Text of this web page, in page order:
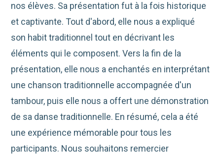
nos élèves. Sa présentation fut à la fois historique
et captivante. Tout d'abord, elle nous a expliqué
son habit traditionnel tout en décrivant les
éléments qui le composent. Vers la fin de la
présentation, elle nous a enchantés en interprétant
une chanson traditionnelle accompagnée d'un
tambour, puis elle nous a offert une démonstration
de sa danse traditionnelle. En résumé, cela a été
une expérience mémorable pour tous les
participants. Nous souhaitons remercier